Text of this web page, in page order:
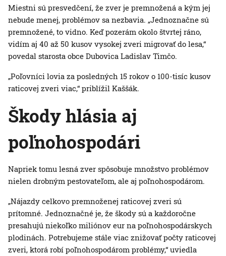
Miestni sú presvedčení, že zver je premnožená a kým jej
nebude menej, problémov sa nezbavia. „Jednoznačne sú
premnožené, to vidno. Keď pozerám okolo štvrtej ráno,
vidím aj 40 až 50 kusov vysokej zveri migrovať do lesa,“
povedal starosta obce Dubovica Ladislav Timčo.
„Poľovníci lovia za posledných 15 rokov o 100-tisíc kusov
raticovej zveri viac,“ priblížil Kaššák.
Škody hlásia aj
poľnohospodári
Napriek tomu lesná zver spôsobuje množstvo problémov
nielen drobným pestovateľom, ale aj poľnohospodárom.
„Nájazdy celkovo premnoženej raticovej zveri sú
prítomné. Jednoznačné je, že škody sú a každoročne
presahujú niekoľko miliónov eur na poľnohospodárskych
plodinách. Potrebujeme stále viac znižovať počty raticovej
zveri, ktorá robí poľnohospodárom problémy,“ uviedla